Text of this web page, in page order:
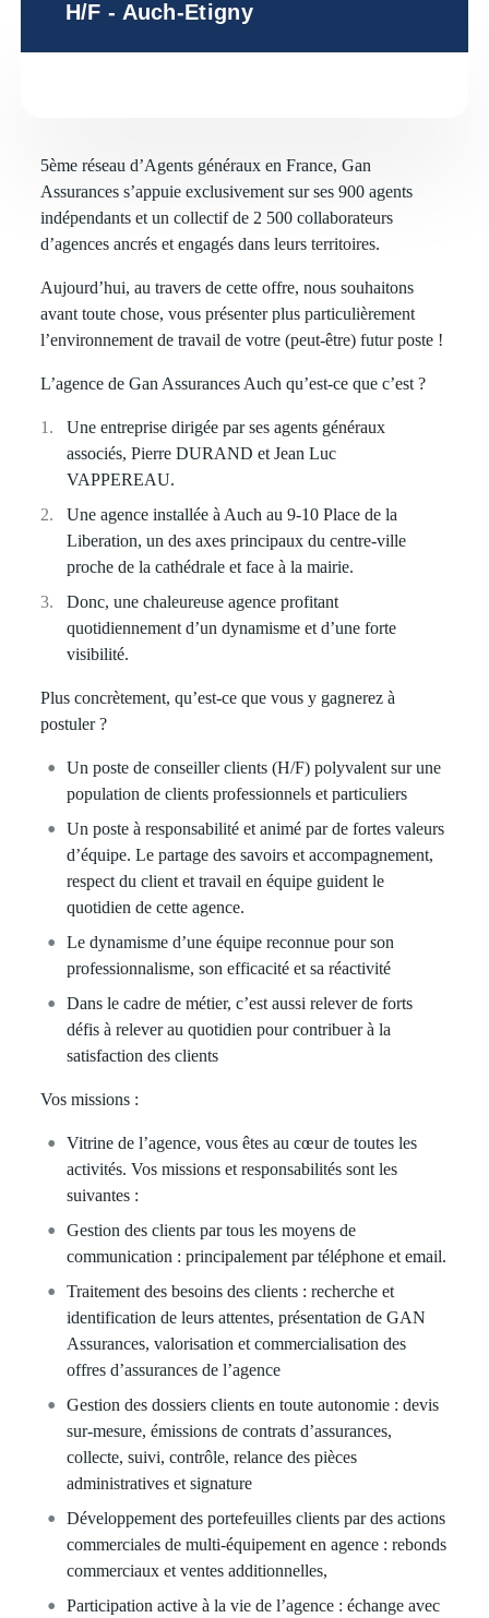
H/F - Auch-Etigny
5ème réseau d’Agents généraux en France, Gan
Assurances s’appuie exclusivement sur ses 900 agents
indépendants et un collectif de 2 500 collaborateurs
d’agences ancrés et engagés dans leurs territoires.
Aujourd’hui, au travers de cette offre, nous souhaitons
avant toute chose, vous présenter plus particulièrement
l’environnement de travail de votre (peut-être) futur poste !
L’agence de Gan Assurances Auch qu’est-ce que c’est ?
Une entreprise dirigée par ses agents généraux
associés, Pierre DURAND et Jean Luc
VAPPEREAU.
Une agence installée à Auch au 9-10 Place de la
Liberation, un des axes principaux du centre-ville
proche de la cathédrale et face à la mairie.
Donc, une chaleureuse agence profitant
quotidiennement d’un dynamisme et d’une forte
visibilité.
Plus concrètement, qu’est-ce que vous y gagnerez à
postuler ?
Un poste deconseiller clients(H/F) polyvalent sur une
population de clients professionnels et particuliers
Un poste à responsabilité et animé par de fortes valeurs
d’équipe. Le partage des savoirs et accompagnement,
respect du client et travail en équipe guident le
quotidien de cette agence.
Le dynamisme d’une équipe reconnue pour son
professionnalisme, son efficacité et sa réactivité
Dans le cadre de métier, c’est aussi relever de forts
défis à relever au quotidien pour contribuer à la
satisfaction des clients
Vos missions :
Vitrine de l’agence, vous êtes au cœur de toutes les
activités. Vos missions et responsabilités sont les
suivantes :
Gestion des clients par tous les moyens de
communication : principalement par téléphone et email.
Traitement des besoins des clients : recherche et
identification de leurs attentes, présentation de GAN
Assurances, valorisation et commercialisation des
offres d’assurances de l’agence
Gestion des dossiers clients en toute autonomie : devis
sur-mesure, émissions de contrats d’assurances,
collecte, suivi, contrôle, relance des pièces
administratives et signature
Développement des portefeuillesclients par des actions
commerciales de multi-équipement en agence : rebonds
commerciaux et ventes additionnelles,
Participation active à la vie de l’agence : échange avec